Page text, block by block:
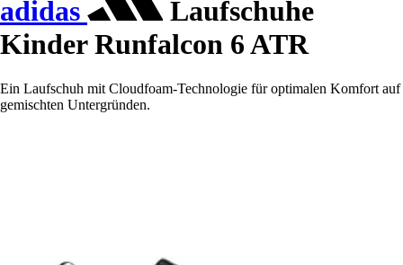
adidas
Laufschuhe
Kinder Runfalcon 6 ATR
Ein Laufschuh mit Cloudfoam-Technologie für optimalen Komfort auf
gemischten Untergründen.